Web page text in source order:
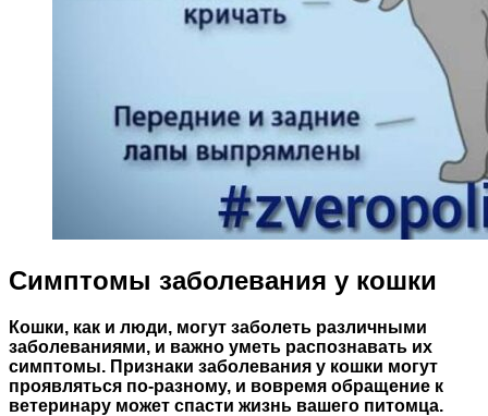
Симптомы заболевания у кошки
Кошки, как и люди, могут заболеть различными
заболеваниями, и важно уметь распознавать их
симптомы. Признаки заболевания у кошки могут
проявляться по-разному, и вовремя обращение к
ветеринару может спасти жизнь вашего питомца.